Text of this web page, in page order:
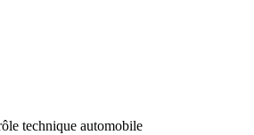
technique automobile